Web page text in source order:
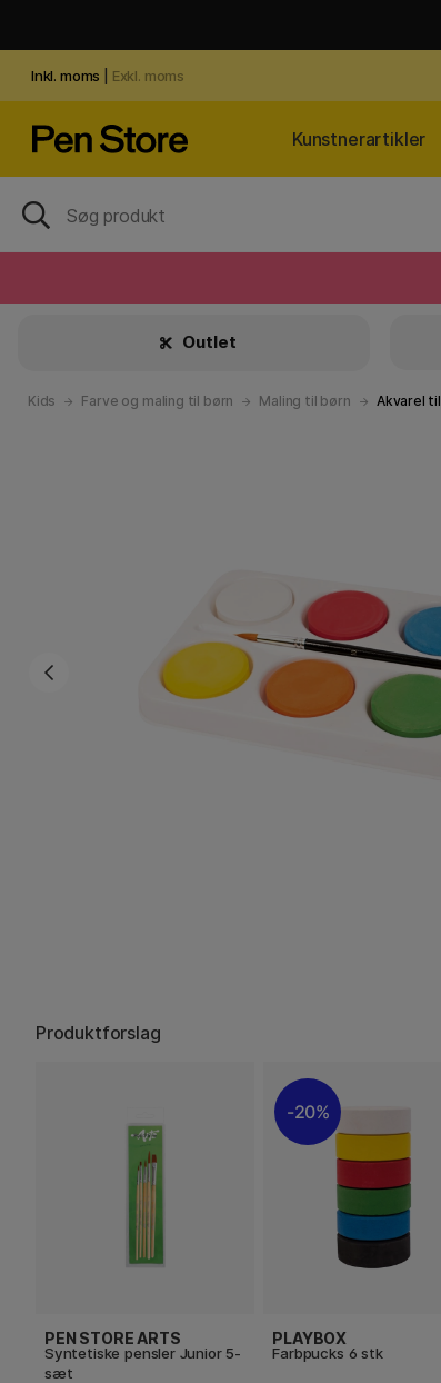
Inkl. moms Exkl. moms
Kunstnerartikler
Outlet
Kids Farve og maling til børn Maling til børn Akvarel
Produktforslag
PEN STORE ARTS
Syntetiske pensler Junior 5-
sæt
20%
PLAYBOX
Farbpucks 6 stk